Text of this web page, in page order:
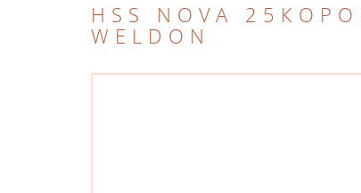
HSS NOVA
WELDON